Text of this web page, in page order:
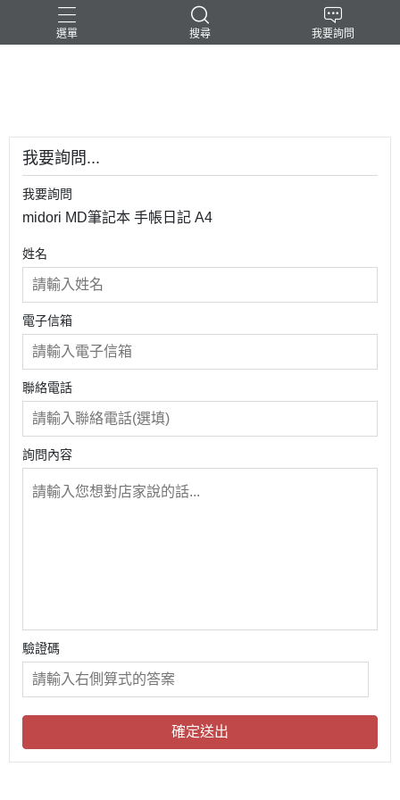
選單 搜尋 我要詢問
我要詢問...
我要詢問
midori MD筆記本 手帳日記 A4
姓名
電子信箱
聯絡電話
詢問內容
驗證碼
確定送出